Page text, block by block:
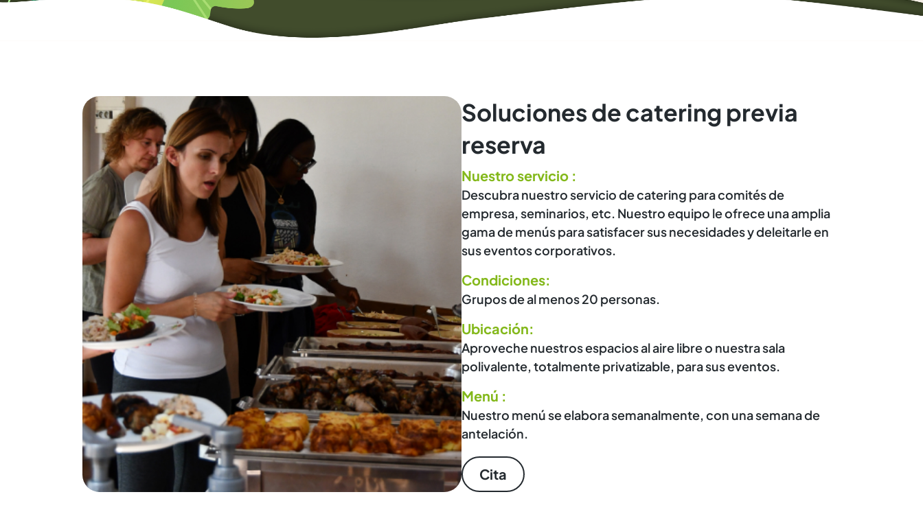
Soluciones de catering previa
reserva
Nuestro servicio :
Descubra nuestro servicio de catering para comités de
empresa, seminarios, etc. Nuestro equipo le ofrece una amplia
gama de menús para satisfacer sus necesidades y deleitarle en
sus eventos corporativos.
Condiciones:
Grupos de al menos 20 personas.
Ubicación:
Aproveche nuestros espacios al aire libre o nuestra sala
polivalente, totalmente privatizable, para sus eventos.
Menú :
Nuestro menú se elabora semanalmente, con una semana de
antelación.
Cita